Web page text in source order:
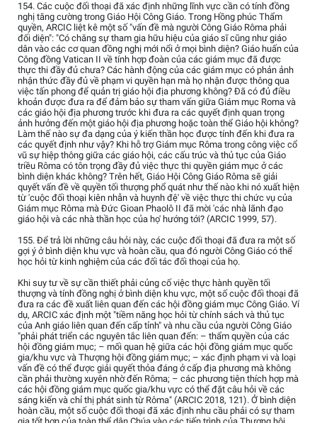
154. Các cuộc đối thoại đã xác định những lĩnh vực cần có tính đồng
nghị tăng cường trong Giáo Hội Công Giáo. Trong Hồng phúc Thẩm
quyền, ARCIC liệt kê một số "vấn đề mà người Công Giáo Rôma phải
đối diện": "Có chăng sự tham gia hữu hiệu của giáo sĩ cũng như giáo
dân vào các cơ quan đồng nghị mới nổi ở mọi bình diện? Giáo huấn của
Công đồng Vatican II về tính hợp đoàn của các giám mục đã được
thực thi đầy đủ chưa? Các hành động của các giám mục có phản ảnh
nhận thức đầy đủ về phạm vi quyền hạn mà họ nhận được thông qua
việc tấn phong để quản trị giáo hội địa phương không? Đã có đủ điều
khoản được đưa ra để đảm bảo sự tham vấn giữa Giám mục Roma và
các giáo hội địa phương trước khi đưa ra các quyết định quan trọng
ảnh hưởng đến một giáo hội địa phương hoặc toàn thể Giáo hội không?
Làm thế nào sự đa dạng của ý kiến thần học được tính đến khi đưa ra
các quyết định như vậy? Khi hỗ trợ Giám mục Rôma trong công việc cổ
vũ sự hiệp thông giữa các giáo hội, các cấu trúc và thủ tục của Giáo
triều Rôma có tôn trọng đầy đủ việc thực thi quyền giám mục ở các
bình diện khác không? Trên hết, Giáo Hội Công Giáo Rôma sẽ giải
quyết vấn đề về quyền tối thượng phổ quát như thế nào khi nó xuất hiện
từ 'cuộc đối thoại kiên nhẫn và huynh đệ' về việc thực thi chức vụ của
Giám mục Rôma mà Đức Gioan Phaolô II đã mời 'các nhà lãnh đạo
giáo hội và các nhà thần học của họ' hướng tới? (ARCIC 1999, 57).
155. Để trả lời những câu hỏi này, các cuộc đối thoại đã đưa ra một số
gợi ý ở bình diện khu vực và hoàn cầu, qua đó người Công Giáo có thể
học hỏi từ kinh nghiệm của các đối tác đối thoại của họ.
Khi suy tư về sự cần thiết phải củng cố việc thực hành quyền tối
thượng và tính đồng nghị ở bình diện khu vực, một số cuộc đối thoại đã
đưa ra các đề xuất liên quan đến các hội đồng giám mục Công Giáo. Ví
dụ, ARCIC xác định một "tiềm năng học hỏi từ chính sách và thủ tục
của Anh giáo liên quan đến cấp tỉnh" và nhu cầu của người Công Giáo
"phải phát triển các nguyên tắc liên quan đến: – thẩm quyền của các
hội đồng giám mục; – mối quan hệ giữa các hội đồng giám mục quốc
gia/khu vực và Thượng hội đồng giám mục; – xác định phạm vi và loại
vấn đề có thể được giải quyết thỏa đáng ở cấp địa phương mà không
cần phải thường xuyên nhờ đến Rôma; – các phương tiện thích hợp mà
các hội đồng giám mục quốc gia/khu vực có thể đặt câu hỏi về các
sáng kiến và chỉ thị phát sinh từ Rôma" (ARCIC 2018, 121). Ở bình diện
hoàn cầu, một số cuộc đối thoại đã xác định nhu cầu phải có sự tham